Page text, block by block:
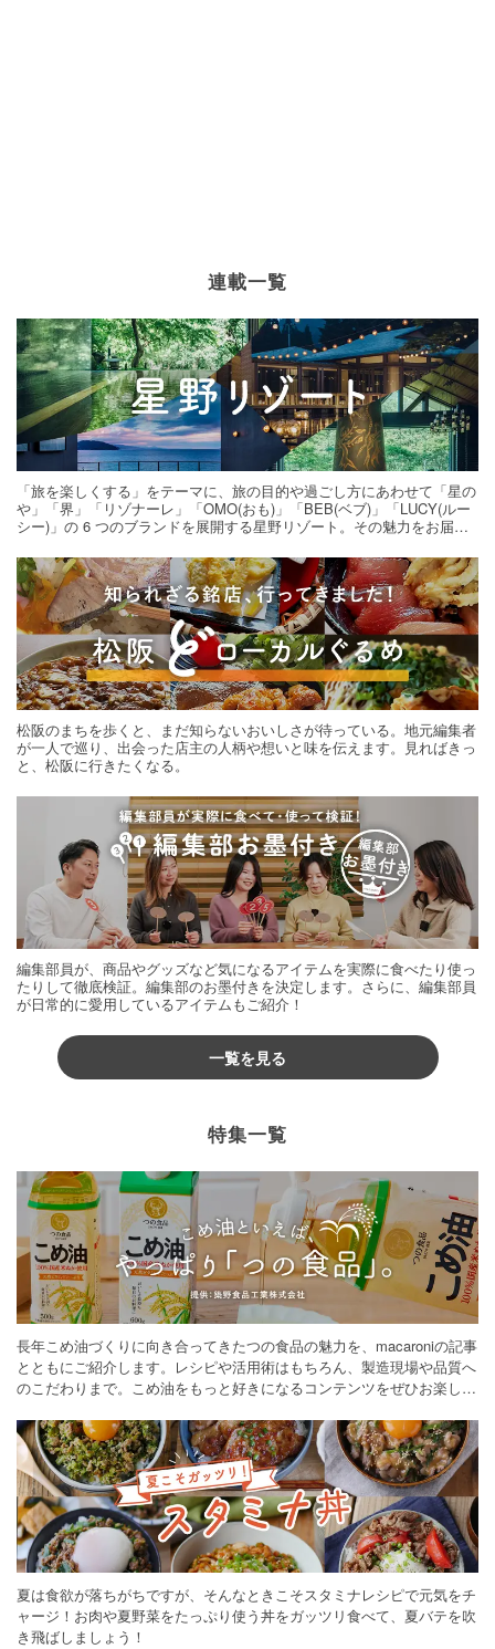
連載一覧
「旅を楽しくする」をテーマに、旅の目的や過ごし方にあわせて「星の
や」「界」「リゾナーレ」「OMO(おも)」「BEB(ベブ)」「LUCY(ルー
シー)」の 6 つのブランドを展開する星野リゾート。その魅力をお届け
松阪のまちを歩くと、まだ知らないおいしさが待っている。地元編集者
が一人で巡り、出会った店主の人柄や想いと味を伝えます。見ればきっ
と、松阪に行きたくなる。
編集部員が、商品やグッズなど気になるアイテムを実際に食べたり使っ
たりして徹底検証。編集部のお墨付きを決定します。さらに、編集部員
が日常的に愛用しているアイテムもご紹介！
一覧を見る
特集一覧
長年こめ油づくりに向き合ってきたつの食品の魅力を、macaroniの記事
とともにご紹介します。レシピや活用術はもちろん、製造現場や品質へ
のこだわりまで。こめ油をもっと好きになるコンテンツをぜひお楽しみ
夏は食欲が落ちがちですが、そんなときこそスタミナレシピで元気をチ
ャージ！お肉や夏野菜をたっぷり使う丼をガッツリ食べて、夏バテを吹
き飛ばしましょう！